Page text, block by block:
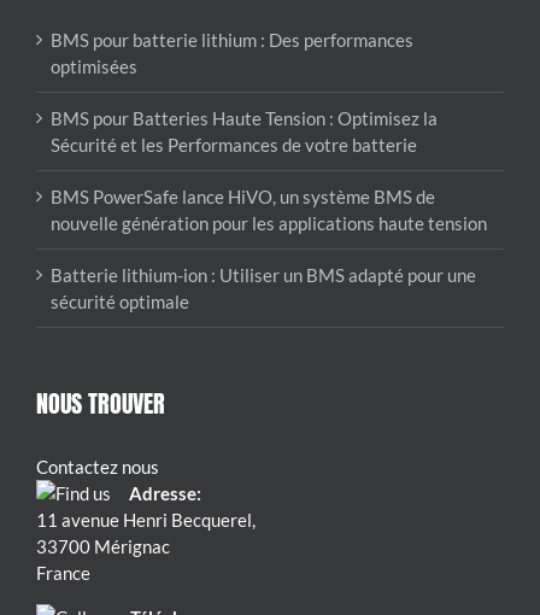
BMS pour batterie lithium : Des performances
optimisées
BMS pour Batteries Haute Tension : Optimisez la
Sécurité et les Performances de votre batterie
BMS PowerSafe lance HiVO, un système BMS de
nouvelle génération pour les applications haute tension
Batterie lithium-ion : Utiliser un BMS adapté pour une
sécurité optimale
NOUS TROUVER
Contactez nous
Adresse:
11 avenue Henri Becquerel,
33700 Mérignac
France